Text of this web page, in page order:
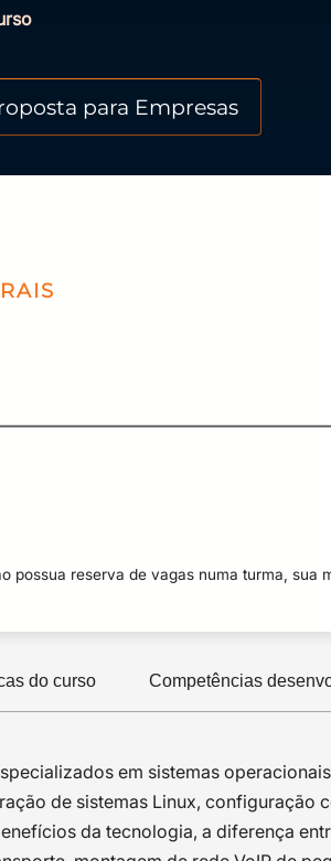
para Empresas
possua reserva de vagas numa turma,
do curso Competências
em sistemas
de sistemas Linux, configuração
da tecnologia, a diferença